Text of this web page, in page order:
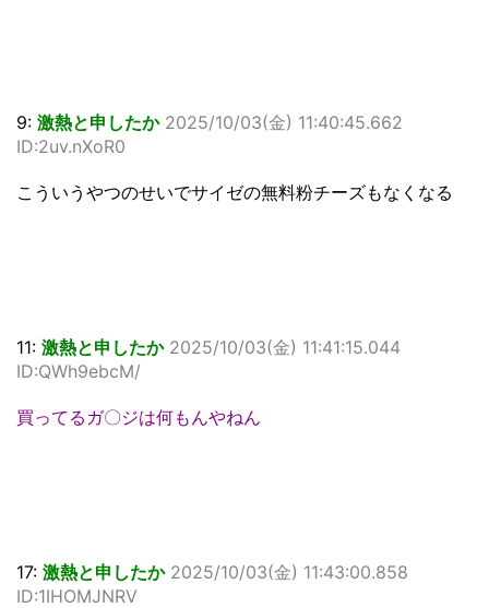
9: 激熱と申したか 2025/10/03(金) 11:40:45.662
ID:2uv.nXoR0
こういうやつのせいでサイゼの無料粉チーズもなくなる
11: 激熱と申したか 2025/10/03(金) 11:41:15.044
ID:QWh9ebcM/
買ってるガ〇ジは何もんやねん
17: 激熱と申したか 2025/10/03(金) 11:43:00.858
ID:1IHOMJNRV